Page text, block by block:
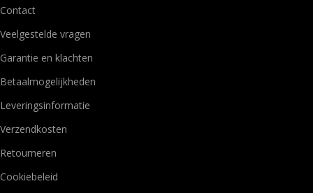
Contact
Veelgestelde vragen
Garantie en klachten
Betaalmogelijkheden
Leveringsinformatie
Verzendkosten
Retourneren
Cookiebeleid